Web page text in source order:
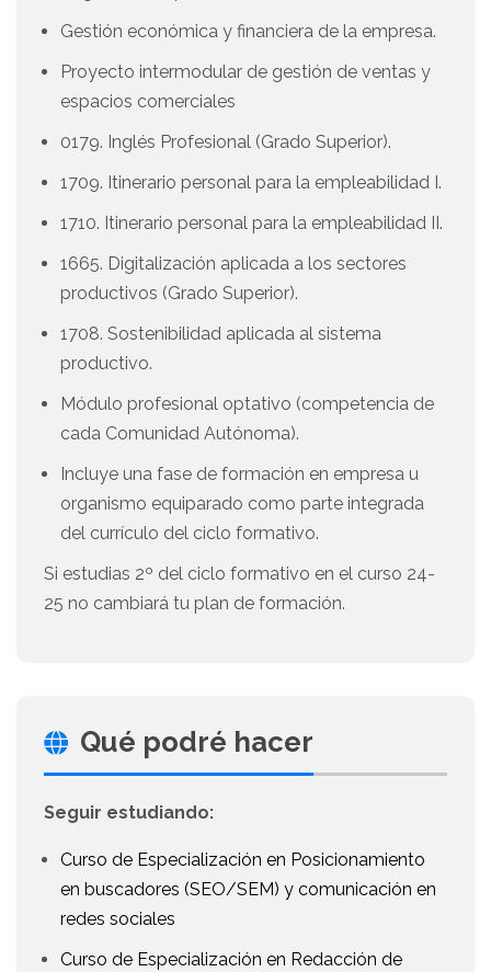
Gestión económica y financiera de la empresa.
Proyecto intermodular de gestión de ventas y
espacios comerciales
0179. Inglés Profesional (Grado Superior).
1709. Itinerario personal para la empleabilidad I.
1710. Itinerario personal para la empleabilidad II.
1665. Digitalización aplicada a los sectores
productivos (Grado Superior).
1708. Sostenibilidad aplicada al sistema
productivo.
Módulo profesional optativo (competencia de
cada Comunidad Autónoma).
Incluye una fase de formación en empresa u
organismo equiparado como parte integrada
del currículo del ciclo formativo.
Si estudias 2º del ciclo formativo en el curso 24-
25 no cambiará tu plan de formación.
Qué podré hacer
Seguir estudiando:
Curso de Especialización en Posicionamiento
en buscadores (SEO/SEM) y comunicación en
redes sociales
Curso de Especialización en Redacción de